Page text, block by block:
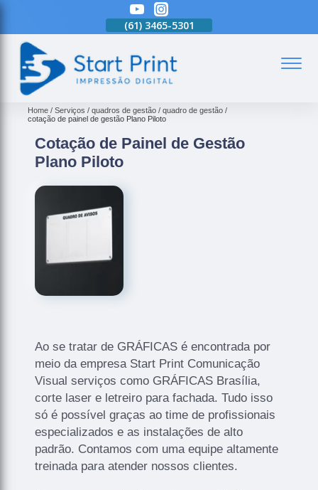
(61) 3465-5301
Home Serviços quadros de gestão
quadro de gestão
cotação de painel de gestão Plano Piloto
Cotação de Painel de Gestão
Plano Piloto
Ao se tratar de GRÁFICAS é encontrada por
meio da empresa Start Print Comunicação
Visual serviços como GRÁFICAS Brasília,
corte laser e letreiro para fachada. Tudo isso
só é possível graças ao time de profissionais
especializados e as instalações de alto
padrão. Contamos com uma equipe altamente
treinada para atender nossos clientes.